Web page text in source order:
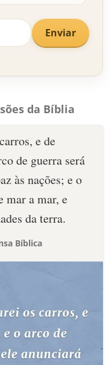
Enviar
da Bíblia
e de
de guerra será
às nações; e o
mar a mar, e
da terra.
Bíblica